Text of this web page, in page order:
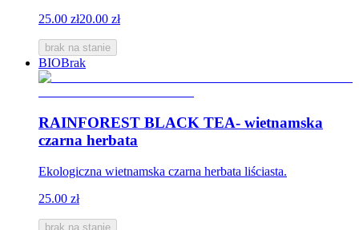
25.00 zł20.00 zł
brak na stanie
BIOBrak
RAINFOREST BLACK TEA- wietnamska
czarna herbata
Ekologiczna wietnamska czarna herbata liściasta.
25.00 zł
brak na stanie